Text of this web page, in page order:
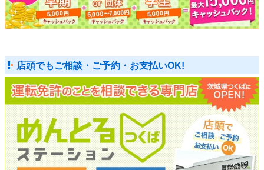
店頭でもご相談・ご予約・お支払いOK!